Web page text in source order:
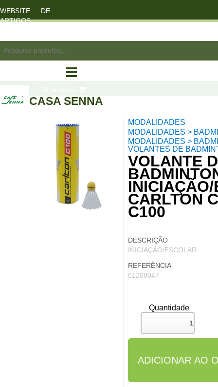
WEBSITE DE
ARTIGOS
compras
CASA SENNA
MODALIDADES
MODALIDADES >
MODALIDADES >
VOLANTES DE
VOLANTE
CARLTON
C100
DESCRIÇÃO
INICIAÇÃO/ESCOLAR
REFERÊNCIA
01200047
Quantidade